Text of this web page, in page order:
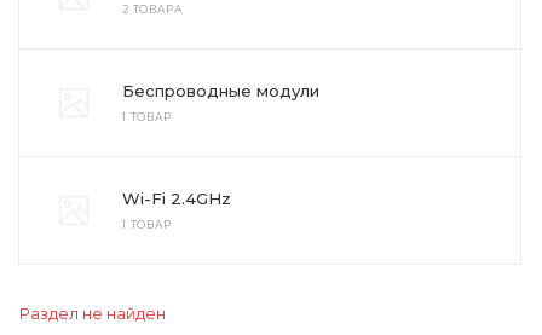
2 ТОВАРА
Беспроводные модули
1 ТОВАР
Wi-Fi 2.4GHz
1 ТОВАР
Раздел не найден